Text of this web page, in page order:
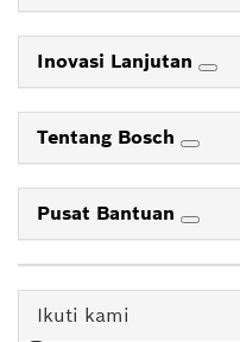
Inovasi Lanjutan
Tentang Bosch
Pusat Bantuan
Ikuti kami